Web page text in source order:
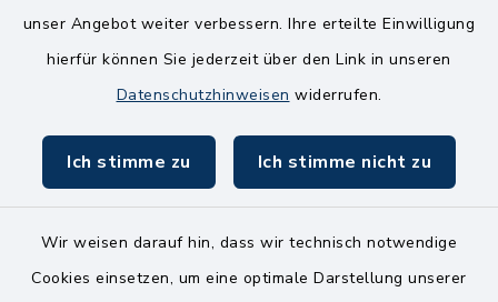
unser Angebot weiter verbessern. Ihre erteilte Einwilligung
hierfür können Sie jederzeit über den Link in unseren
Datenschutzhinweisen widerrufen.
Ich stimme zu Ich stimme nicht zu
Wir weisen darauf hin, dass wir technisch notwendige
Cookies einsetzen, um eine optimale Darstellung unserer
Freitag
8.00-11.00 Uhr
Kontakt